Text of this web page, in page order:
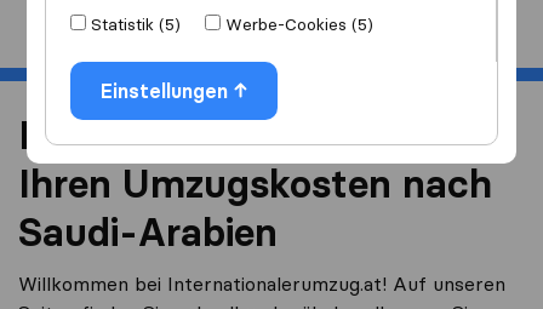
Statistik (5)
Werbe-Cookies (5)
Einstellungen
Start
Reduzieren Sie 40% von
Ihren Umzugskosten nach
Saudi-Arabien
Willkommen bei Internationalerumzug.at! Auf unseren